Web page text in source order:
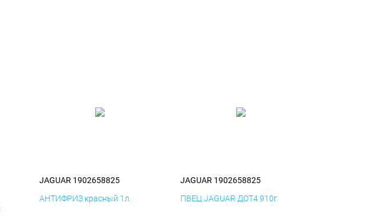
JAGUAR 1902658825
АНТИФРИЗ красный 1л.
JAGUAR 1902658825
ПВЕЦ JAGUAR ДОТ4 910г